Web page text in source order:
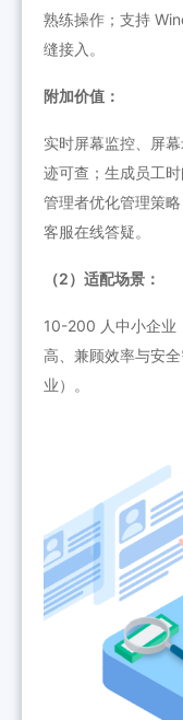
熟练操作；支持
缝接入。
附加价值：
实时屏幕监控、屏
迹可查；生成员工
管理者优化管理策
客服在线答疑。
（2）适配场景：
10-200 人中小企业
高、兼顾效率与安
业）。